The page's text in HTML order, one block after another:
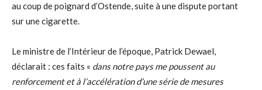
au coup de poignard d’Ostende, suite à une dispute portant
sur une cigarette.
Le ministre de l’Intérieur de l’époque, Patrick Dewael,
déclarait : ces faits « dans notre pays me poussent au
renforcement et à l’accélération d’une série de mesures